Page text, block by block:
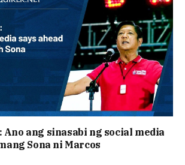
Ano ang sinasabi ng social media
Sona ni Marcos